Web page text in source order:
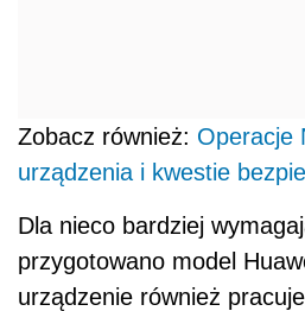
Zobacz również: Operacje
urządzenia i kwestie
Dla nieco bardziej
przygotowano model
urządzenie również